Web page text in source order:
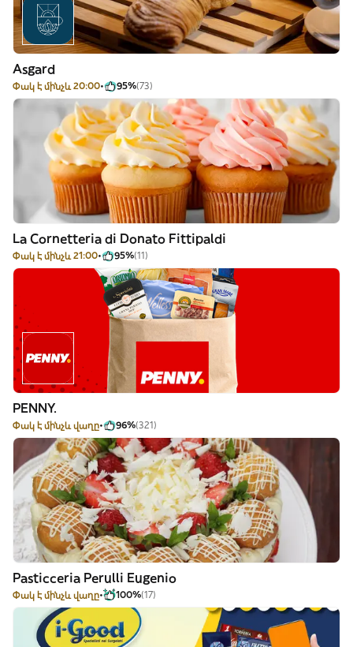
Asgard
Փակ է մինչև 20:00 95%(73)
La Cornetteria di Donato Fittipaldi
Փակ է մինչև 21:00 95%(11)
PENNY.
Փակ է մինչև վաղը 96%(321)
Pasticceria Perulli Eugenio
Փակ է մինչև վաղը 100%(17)